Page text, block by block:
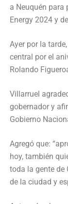
a Neuquén para
Energy 2024 y
Ayer por la
central por el
Rolando
Villarruel
gobernador y
Gobierno
Agregó que:
hoy, también
toda la gente de
de la ciudad y